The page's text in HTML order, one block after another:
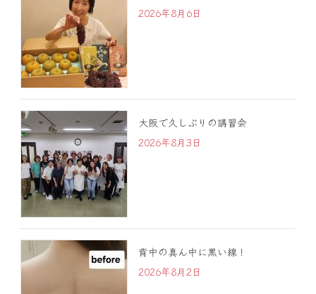
2026年8月6日
大阪で久しぶりの講習会
2026年8月3日
背中の真ん中に黒い線！
2026年8月2日